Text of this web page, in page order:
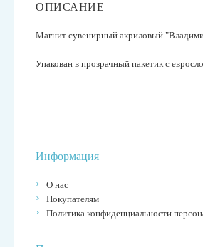
ОПИСАНИЕ
Магнит сувенирный акриловый
Упакован в прозрачный пакетик с
Информация
О нас
Покупателям
Политика конфиденциальности